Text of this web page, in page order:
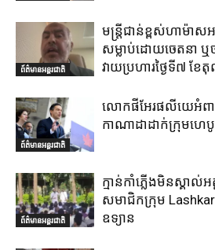
ព័ត៌មានអន្តរជាតិ
មន្ត្រីជាន់ខ្ពស់ហាម៉ាស
សម្លាប់ដោយចេតនា ឬ
វាយប្រហារថ្ងៃទី៧ ខែ
ព័ត៌មានអន្តរជាតិ
លោកផីអែរផលីយេអំពាវ
កាណាដាដាក់ក្រុមហេបូឡ
ព័ត៌មានអន្តរជាតិ
ក្មាន់កាំភ្លើងមិនស្គា
សមាជិកក្រុម
ឧទ្យាន